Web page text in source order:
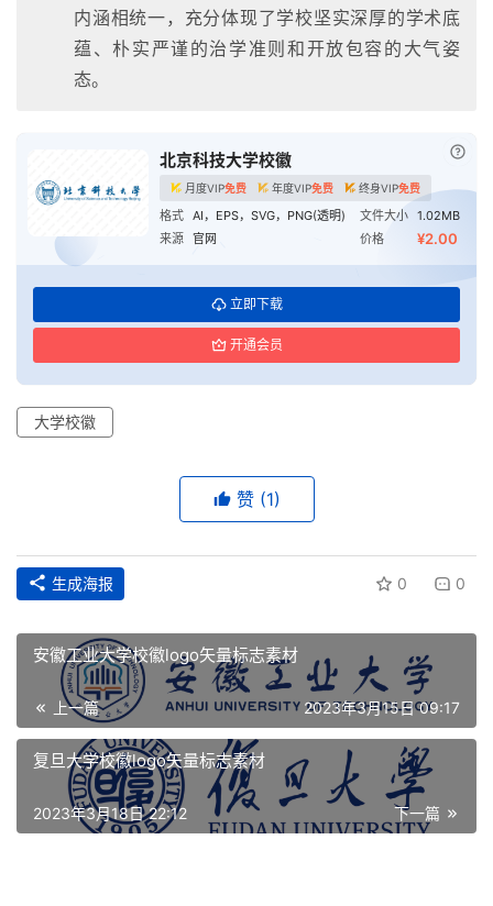
讯
平
艺
术
业
素
材
内涵相统一，充分体现了学校坚实深厚的学术底
蕴、朴实严谨的治学准则和开放包容的大气姿
态。
北京科技大学校徽
月度VIP免费 年度VIP免费 终身VIP免费
格式 AI，EPS，SVG，PNG(透明) 文件大小 1.02MB
来源 官网 价格 ¥2.00
立即下载
开通会员
大学校徽
赞 (1)
生成海报 0 0
安徽工业大学校徽logo矢量标志素材
上一篇 2023年3月15日 09:17
复旦大学校徽logo矢量标志素材
下一篇
2023年3月18日 22:12